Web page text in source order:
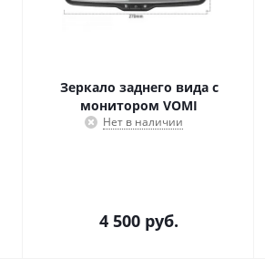
Зеркало заднего вида с
монитором VOMI
Нет в наличии
4 500 руб.